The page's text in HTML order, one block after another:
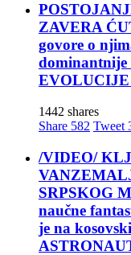
ZAVERA
govore o
1442 shares
Share 582 Tweet
/VIDEO/
SRPSKOG
naučne
je na